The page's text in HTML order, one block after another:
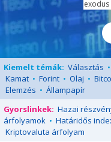
Kiemelt témák: Választás •
Kamat • Forint • Olaj •
Elemzés • Állampapír
Gyorslinkek: Hazai
árfolyamok • Határidős
Kriptovaluta árfolyam